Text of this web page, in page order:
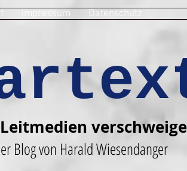
Impressum Datenschutz
Blog von Harald Wiesendanger